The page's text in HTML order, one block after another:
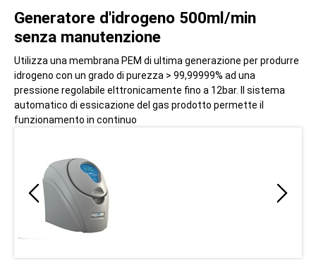
Generatore d'idrogeno 500ml/min
senza manutenzione
Utilizza una membrana PEM di ultima generazione per produrre
idrogeno con un grado di purezza > 99,99999% ad una
pressione regolabile elttronicamente fino a 12bar. Il sistema
automatico di essicazione del gas prodotto permette il
funzionamento in continuo